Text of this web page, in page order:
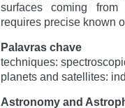
surfaces coming from
requires precise known
Palavras chave
techniques:
planets and satellites:
Astronomy and